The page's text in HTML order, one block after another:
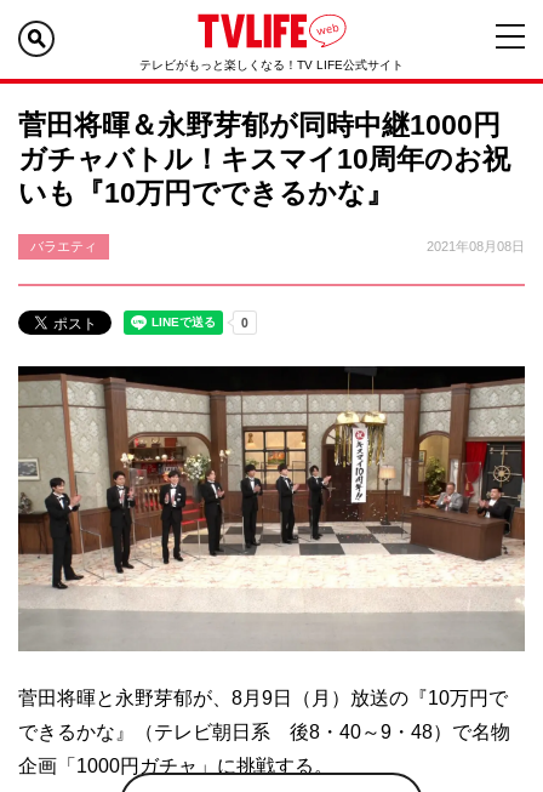
テレビがもっと楽しくなる！TV LIFE公式サイト
菅田将暉＆永野芽郁が同時中継1000円
ガチャバトル！キスマイ10周年のお祝
いも『10万円でできるかな』
バラエティ 2021年08月08日
菅田将暉と永野芽郁が、8月9日（月）放送の『10万円で
できるかな』（テレビ朝日系 後8・40～9・48）で名物
企画「1000円ガチャ」に挑戦する。